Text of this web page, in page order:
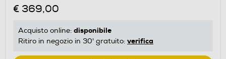
€ 369,00
Acquisto online: disponibile
Ritiro in negozio in 30' gratuito: verifica